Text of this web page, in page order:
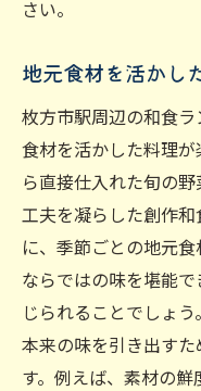
和食ランチ
旬の素材を活か
しむ
旬の野菜を
季節ごとに
旬の魚を使
素材の旨味
枚方市駅で
旬の素材が
さい。
地元食材を活かし
枚方市駅周辺の和食
食材を活かした料理
ら直接仕入れた旬の
工夫を凝らした創作
に、季節ごとの地元
ならではの味を堪能
じられることでしょ
本来の味を引き出す
す。例えば、素材の